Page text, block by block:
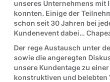
unseres Unternehmens mit
konnten. Einige der
schon seit 30 Jahren bei
Kundenevent dabei…
Der rege Austausch unter
sowie die angeregten
unsere Kundentage zu
konstruktiven und belebten